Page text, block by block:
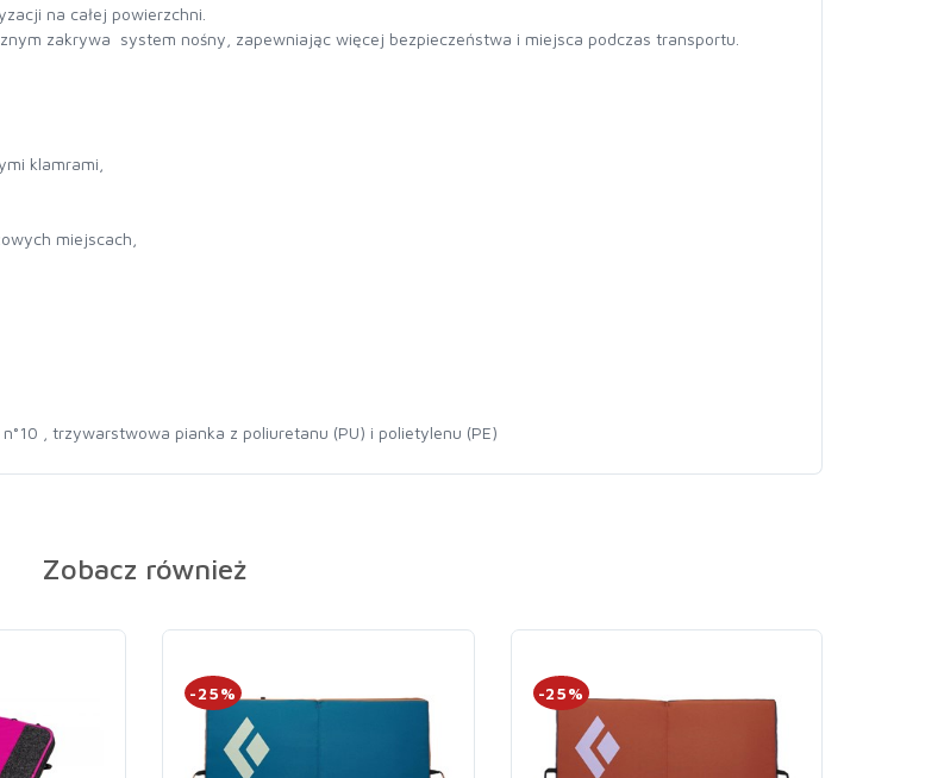
na całej powierzchni.
zakrywa system nośny, zapewniając więcej bezpieczeństwa i miejsca podczas transportu.
klamrami,
miejscach,
, trzywarstwowa pianka z poliuretanu (PU) i polietylenu (PE)
Zobacz również
-25% -25%